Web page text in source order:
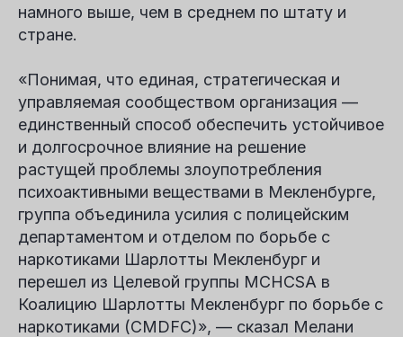
намного выше, чем в среднем по штату и
стране.
«Понимая, что единая, стратегическая и
управляемая сообществом организация —
единственный способ обеспечить устойчивое
и долгосрочное влияние на решение
растущей проблемы злоупотребления
психоактивными веществами в Мекленбурге,
группа объединила усилия с полицейским
департаментом и отделом по борьбе с
наркотиками Шарлотты Мекленбург и
перешел из Целевой группы MCHCSA в
Коалицию Шарлотты Мекленбург по борьбе с
наркотиками (CMDFC)», — сказал Мелани